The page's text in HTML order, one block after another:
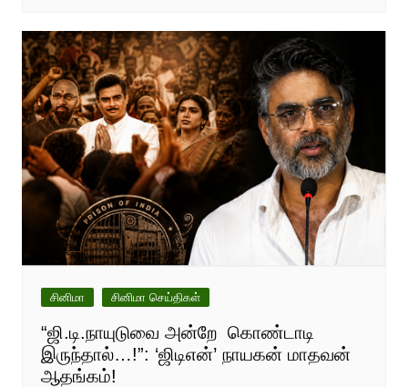
சினிமா சினிமா செய்திகள்
“ஜி.டி.நாயுடுவை அன்றே கொண்டாடி
இருந்தால்…!”: ‘ஜிடிஎன்’ நாயகன் மாதவன்
ஆதங்கம்!